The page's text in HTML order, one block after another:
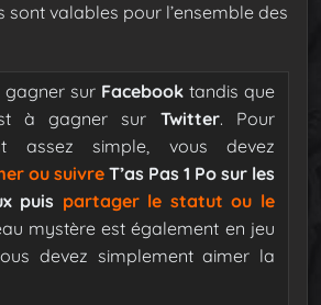
sont valables pour l’ensemble des
gagner sur Facebook tandis que
à gagner sur Twitter. Pour
assez simple, vous devez
ou suivre T’as Pas 1 Po sur les
puis partager le statut ou le
mystère est également en jeu
devez simplement aimer la